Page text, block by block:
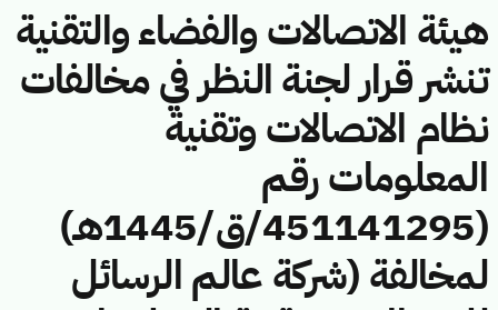
هيئة الاتصالات والفضاء والتقنية
تنشر قرار لجنة النظر في مخالفات
نظام الاتصالات وتقنية
المعلومات رقم
(451141295/ق/1445هـ)
لمخالفة (شركة عالم الرسائل